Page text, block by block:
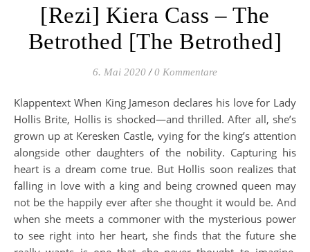
[Rezi] Kiera Cass – The
Betrothed [The Betrothed]
6. Mai 2020 / 0 Kommentare
Klappentext When King Jameson declares his love for Lady
Hollis Brite, Hollis is shocked—and thrilled. After all, she’s
grown up at Keresken Castle, vying for the king’s attention
alongside other daughters of the nobility. Capturing his
heart is a dream come true. But Hollis soon realizes that
falling in love with a king and being crowned queen may
not be the happily ever after she thought it would be. And
when she meets a commoner with the mysterious power
to see right into her heart, she finds that the future she